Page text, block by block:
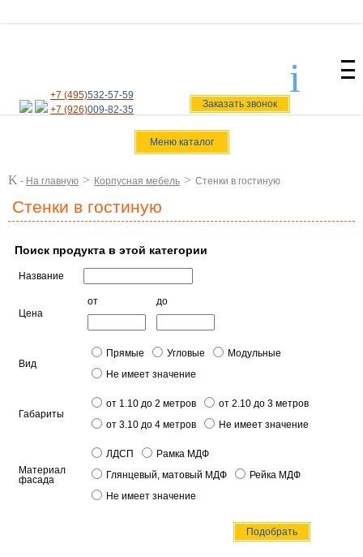
+7 (495)532-57-59
+7 (926)009-82-35 Заказать звонок
i
Меню каталог
K - На главную > Корпусная мебель > Стенки в гостиную
Стенки в гостиную
Поиск продукта в этой категории
Название
Цена
от до
Вид
Прямые Угловые
Модульные
Не имеет значение
Габариты
от 1.10 до 2 метров
от 2.10 до 3 метров
от 3.10 до 4 метров
Не имеет значение
Материал
фасада
ЛДСП
Рамка МДФ
Глянцевый, матовый МДФ
Рейка МДФ
Не имеет значение